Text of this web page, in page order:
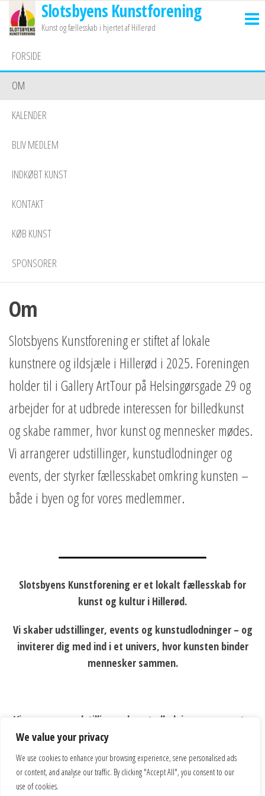
We value your privacy
We use cookies to enhance your browsing experience, serve personalised ads
or content, and analyse our traffic. By clicking "Accept All", you consent to our
use of cookies.
the
content
Slotsbyens Kunstforening
Kunst og fællesskab i hjertet af Hillerød
FORSIDE
OM
KALENDER
BLIV MEDLEM
INDKØBT KUNST
KONTAKT
KØB KUNST
SPONSORER
Om
Slotsbyens Kunstforening er stiftet af lokale
kunstnere og ildsjæle i Hillerød i 2025. Foreningen
holder til i Gallery ArtTour på Helsingørsgade 29 og
arbejder for at udbrede interessen for billedkunst
og skabe rammer, hvor kunst og mennesker mødes.
Vi arrangerer udstillinger, kunstudlodninger og
events, der styrker fællesskabet omkring kunsten –
både i byen og for vores medlemmer.
Slotsbyens Kunstforening er et lokalt fællesskab for
kunst og kultur i Hillerød.
Vi skaber udstillinger, events og kunstudlodninger – og
inviterer dig med ind i et univers, hvor kunsten binder
mennesker sammen.
Vi arrangerer udstillinger, kunstudlodninger og events,
der styrker fællesskabet omkring kunsten – både i byen
og for vores medlemmer.